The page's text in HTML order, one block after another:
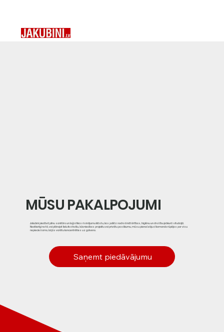
MŪSU PAKALPOJUMI
Jakubini piedāvā pilnu sanitāro un loģistikas risinājumu klāstu, kas palīdz nodrošināt ērtības, higiēnu un drošību jebkurā situācijā.
Neatkarīgi no tā, vai plānojat lielu festivālu, būvniecības projektu vai privātu pasākumu, mūsu pieredzējusī komanda rūpējas par visu
nepieciešamo, lai jūs varētu koncentrēties uz galveno.
Saņemt piedāvājumu